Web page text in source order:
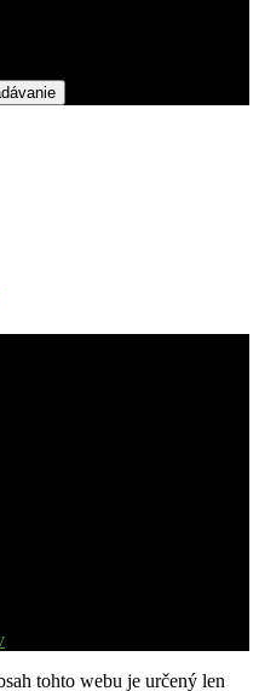
tohto webu je určený len